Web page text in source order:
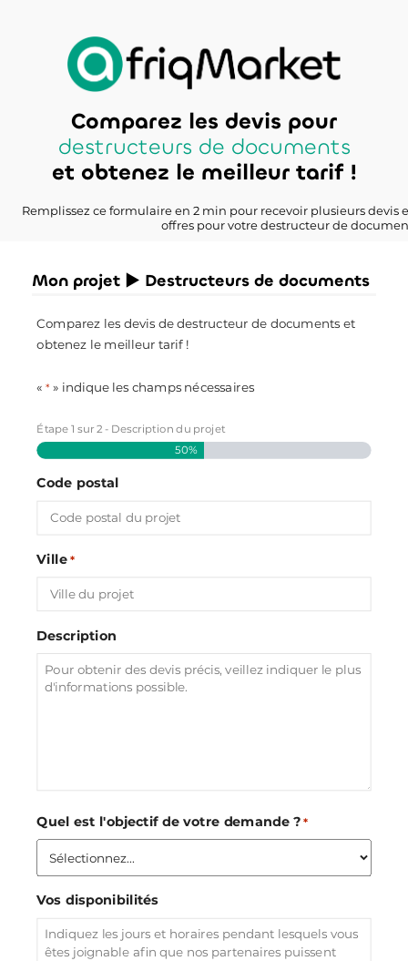
Comparez les devis pour
destructeurs de documents
et obtenez le meilleur tarif !
Remplissez ce formulaire en 2 min pour recevoir plusieurs devis
offres pour votre destructeur de
Mon projet ► Destructeurs de documents
Comparez les devis de destructeur de documents et
obtenez le meilleur tarif !
«* » indique les champs nécessaires
Étape1 sur2 - Description du projet
50%
Code postal
Ville *
Description
Quel est l'objectif de votre demande ? *
Vos disponibilités